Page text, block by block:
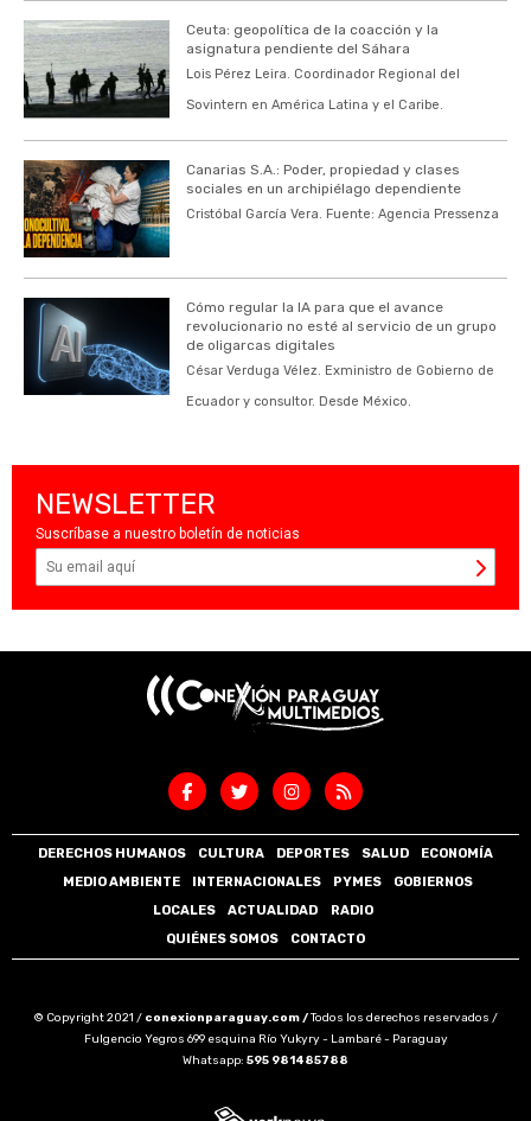
Ceuta: geopolítica de la coacción y la
asignatura pendiente del Sáhara
Lois Pérez Leira. Coordinador Regional del
Sovintern en América Latina y el Caribe.
Canarias S.A.: Poder, propiedad y clases
sociales en un archipiélago dependiente
Cristóbal García Vera. Fuente: Agencia Pressenza
Cómo regular la IA para que el avance
revolucionario no esté al servicio de un grupo
de oligarcas digitales
César Verduga Vélez. Exministro de Gobierno de
Ecuador y consultor. Desde México.
NEWSLETTER
Suscríbase a nuestro boletín de noticias
DERECHOS HUMANOS CULTURA DEPORTES SALUD
ECONOMÍA
MEDIO AMBIENTE
INTERNACIONALES PYMES
GOBIERNOS
LOCALES
ACTUALIDAD
RADIO
QUIÉNES SOMOS
CONTACTO
© Copyright 2021 / conexionparaguay.com /Todos los derechos reservados /
Fulgencio Yegros 699 esquina Río Yukyry - Lambaré - Paraguay
Whatsapp: 595 981485788